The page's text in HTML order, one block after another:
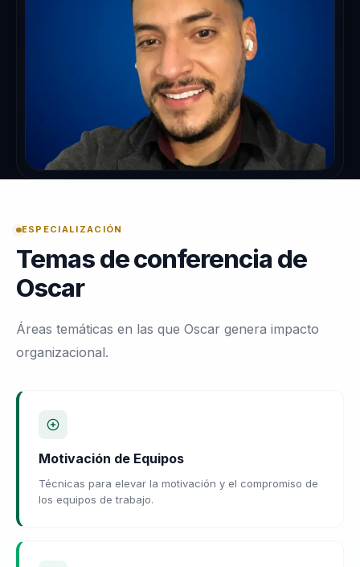
ESPECIALIZACIÓN
Temas de conferencia de
Oscar
Áreas temáticas en las que Oscar genera impacto
organizacional.
Motivación de Equipos
Técnicas para elevar la motivación y el compromiso de
los equipos de trabajo.